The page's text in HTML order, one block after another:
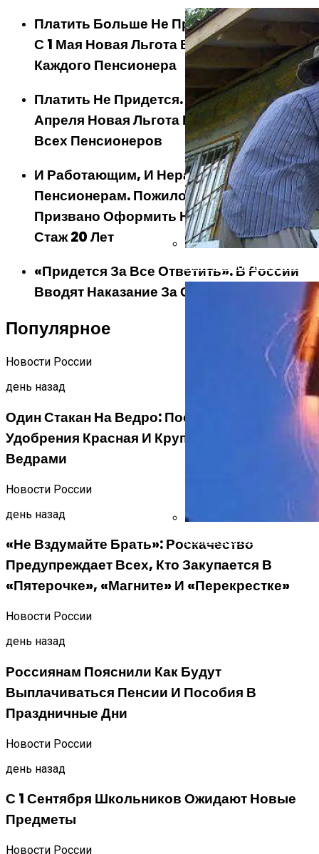
Как Утеплить Баню
Искрогаситель На Трубу
Платить Больше Не Придется. Начиная
С 1 Мая Новая Льгота Вводится Для
Каждого Пенсионера
Платить Не Придется. Начиная С 21
Апреля Новая Льгота Вводится Для
Всех Пенсионеров
И Работающим, И Неработающим
Пенсионерам. Пожилое Население
Призвано Оформить Новую Льготу За
Стаж 20 Лет
«Придется За Все Ответить». В России
Вводят Наказание За Спам-Звонки
Популярное
Новости России
день назад
Один Стакан На Ведро: После Этого
Удобрения Красная И Крупная Вишня Идет
Ведрами
Новости России
день назад
«Не Вздумайте Брать»: Роскачество
Предупреждает Всех, Кто Закупается В
«Пятерочке», «Магните» И «Перекрестке»
Новости России
день назад
Россиянам Пояснили Как Будут
Выплачиваться Пенсии И Пособия В
Праздничные Дни
Новости России
день назад
С 1 Сентября Школьников Ожидают Новые
Предметы
Новости России